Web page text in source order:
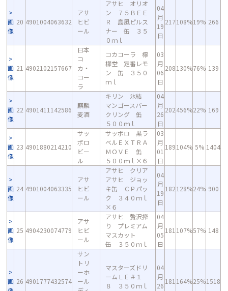
画
像
20 4901004063632
アサ
ヒビ
ール
アサヒ オリオ
ン ７５ＢＥＥ
Ｒ 島風ピルス
ナー 缶 ３５
０ｍｌ
04
月
19
日
217108%19% 266
画
像
21 4902102157667
日本
コ
カ・
コー
ラ
コカコーラ 檸
檬堂 定番レモ
ン 缶 ３５０
ｍｌ
03
月
06
日
208130%76% 139
画
像
22 4901411142586
麒麟
麦酒
キリン 氷結
マンゴースパー
クリング 缶
５００ｍｌ
04
月
26
日
202456%22% 169
画
像
23 4901880214210
サッ
ポロ
ビー
ル
サッポロ 黒ラ
ベルＥＸＴＲＡ
ＭＯＶＥ 缶
５００ｍｌ×６
03
月
01
日
189104% 5% 1404
画
像
24 4901004063335
アサ
ヒビ
ール
アサヒ クリア
アサヒ ジョッ
キ缶 ＣＰパッ
ク ３４０ｍｌ
×６
04
月
19
日
182128%24% 900
画
像
25 4904230074779
アサ
ヒビ
ール
アサヒ 贅沢搾
り プレミアム
マスカット
缶 ３５０ｍｌ
04
月
05
日
181 107%57% 148
画 26 4901777432574
サン
トリ
ーホ
ール
マスターズドリ
ームＬＥ＃１
８ ３５０ｍｌ
04
月
26
181 164%25%1518